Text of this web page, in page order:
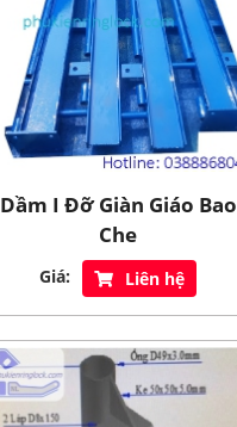
Dầm I Đỡ Giàn Giáo Bao
Che
Giá: Liên hệ